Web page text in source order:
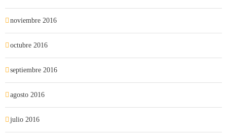
noviembre 2016
octubre 2016
septiembre 2016
agosto 2016
julio 2016